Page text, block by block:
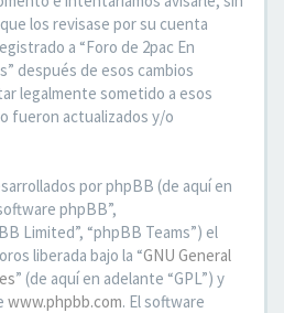
los revisase por su cuenta
a “Foro de 2pac En
después de esos cambios
legalmente sometido a esos
fueron actualizados y/o
por phpBB (de aquí en
phpBB”,
Limited”, “phpBB Teams”) el
liberada bajo la “GNU General
” (de aquí en adelante “GPL”) y
www.phpbb.com. El software